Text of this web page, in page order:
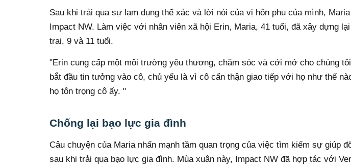
Sau khi trải qua sự lạm dụng thể xác và lời nói của vị hôn phu của mình,
Impact NW. Làm việc với nhân viên xã hội Erin, Maria, 41 tuổi, đã xây dựng
trai, 9 và 11 tuổi.
"Erin cung cấp một môi trường yêu thương, chăm sóc và cởi mở cho chúng
bắt đầu tin tưởng vào cô, chủ yếu là vì cô cẩn thận giao tiếp với họ như thế
họ tôn trọng cô ấy. "
Chống lại bạo lực gia đình
Câu chuyện của Maria nhấn mạnh tầm quan trọng của việc tìm kiếm sự giúp
sau khi trải qua bạo lực gia đình. Mùa xuân này, Impact NW đã hợp tác với